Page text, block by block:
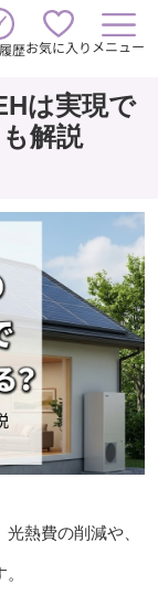
歴お気に入り メニュー
は実現で
解説
熱費の削減や、